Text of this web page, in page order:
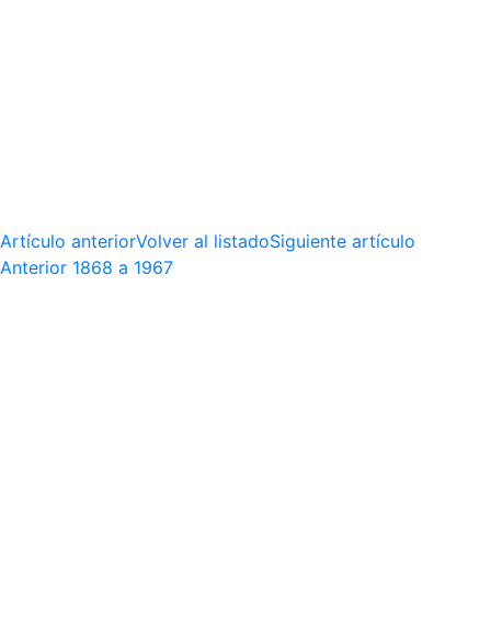
Artículo anteriorVolver al listadoSiguiente artículo
Anterior 1868 a 1967